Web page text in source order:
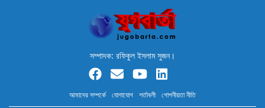
সম্পাদক: রফিকুল ইসলাম সুজন।
আমাদের সম্পর্কে যোগাযোগ শর্তাবলী গোপনীয়তা নীতি